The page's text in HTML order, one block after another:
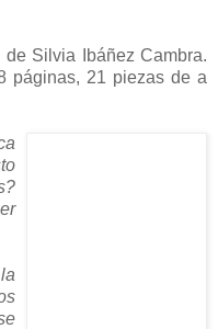
de Silvia Ibáñez Cambra.
páginas, 21 piezas de a